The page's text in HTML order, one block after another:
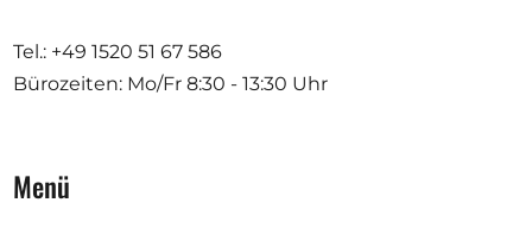
Tel.: +49 1520 51 67 586
Bürozeiten: Mo/Fr 8:30 - 13:30 Uhr
Menü